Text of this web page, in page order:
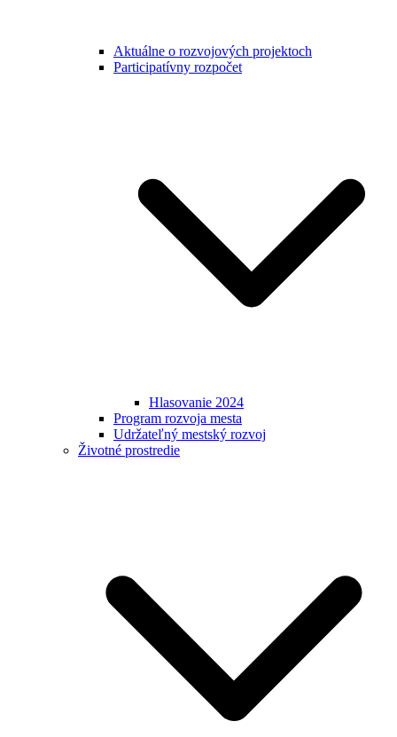
Aktuálne o rozvojových projektoch
Participatívny rozpočet
Hlasovanie 2024
Program rozvoja mesta
Udržateľný mestský rozvoj
Životné prostredie